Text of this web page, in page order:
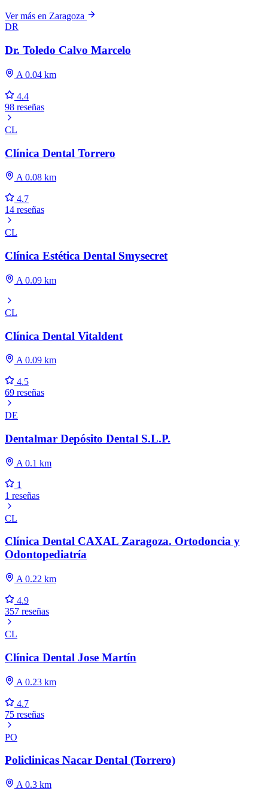
Ver más en Zaragoza
DR
Dr. Toledo Calvo Marcelo
A 0.04 km
4.4
98 reseñas
CL
Clínica Dental Torrero
A 0.08 km
4.7
14 reseñas
CL
Clínica Estética Dental Smysecret
A 0.09 km
CL
Clínica Dental Vitaldent
A 0.09 km
4.5
69 reseñas
DE
Dentalmar Depósito Dental S.L.P.
A 0.1 km
1
1 reseñas
CL
Clínica Dental CAXAL Zaragoza. Ortodoncia y
Odontopediatría
A 0.22 km
4.9
357 reseñas
CL
Clínica Dental Jose Martín
A 0.23 km
4.7
75 reseñas
PO
Policlinicas Nacar Dental (Torrero)
A 0.3 km